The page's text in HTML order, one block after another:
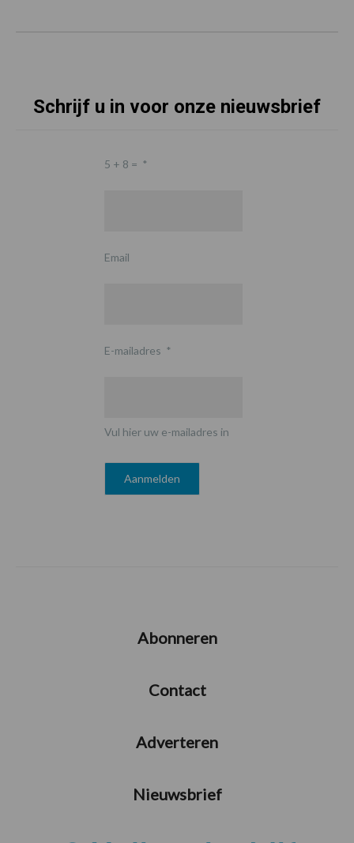
Schrijf u in voor onze nieuwsbrief
5 + 8 = *
Email
E-mailadres *
Vul hier uw e-mailadres in
Abonneren
Contact
Adverteren
Nieuwsbrief